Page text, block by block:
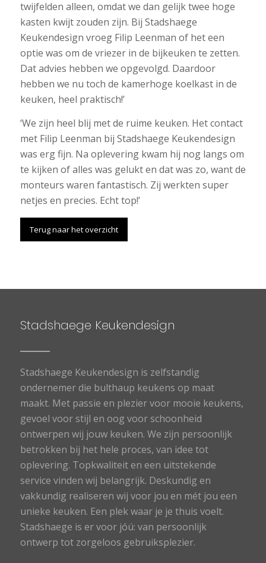
twijfelden alleen, omdat we dan gelijk twee hoge
kasten kwijt zouden zijn. Bij Stadshaege
Keukendesign vroeg Filip Leenman of het een
optie was om de vriezer in de bijkeuken te zetten.
Dat advies hebben we opgevolgd. Daardoor
hebben we nu toch de kamerhoge koelkast in de
keuken, heel praktisch!’
‘We zijn heel blij met de ruime keuken. Het contact
met Filip Leenman bij Stadshaege Keukendesign
was erg fijn. Na oplevering kwam hij nog langs om
te kijken of alles was gelukt en dat was zo, want de
monteurs waren fantastisch. Zij werkten super
netjes en precies. Echt top!’
Terug naar het overzicht
Stadshaege Keukendesign
Stadshaege Keukendesign is zelfstandig
ondernemer die bulthaup keukens op maat
maakt. Met passie en plezier voor mooie keukens,
gevoel voor stijl en oog voor schoonheid
ontwerpen wij jouw keuken. We zijn persoonlijk
betrokken bij het hele proces, van idee tot
oplevering. Topkwaliteit en een uitstekende
service vinden wij belangrijk. Deskundig en
vakkundig realiseren wij voor jou en mét jou een
unieke keuken. Een plek waar je je thuis voelt.
Stadshaege is er voor jóú: van persoonlijk
ontwerp tot zorgeloos gebruiksplezier.